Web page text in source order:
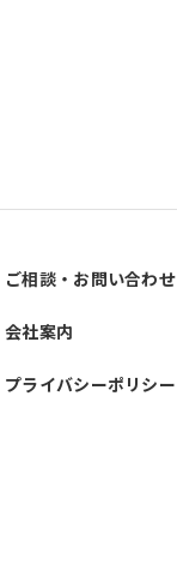
ご相談・お問い合わせ
会社案内
プライバシーポリシー